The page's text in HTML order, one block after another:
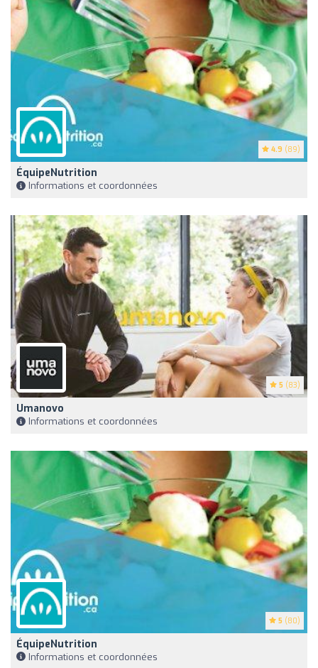
4.9 (89)
ÉquipeNutrition
Informations et coordonnées
5 (83)
Umanovo
Informations et coordonnées
5 (80)
ÉquipeNutrition
Informations et coordonnées